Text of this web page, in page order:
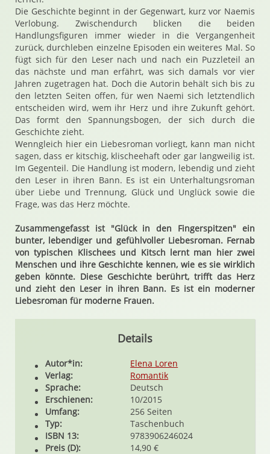
Die Geschichte beginnt in der Gegenwart, kurz vor Naemis
Verlobung. Zwischendurch blicken die beiden
Handlungsfiguren immer wieder in die Vergangenheit
zurück, durchleben einzelne Episoden ein weiteres Mal. So
fügt sich für den Leser nach und nach ein Puzzleteil an
das nächste und man erfährt, was sich damals vor vier
Jahren zugetragen hat. Doch die Autorin behält sich bis zu
den letzten Seiten offen, für wen Naemi sich letztendlich
entscheiden wird, wem ihr Herz und ihre Zukunft gehört.
Das formt den Spannungsbogen, der sich durch die
Geschichte zieht.
Wenngleich hier ein Liebesroman vorliegt, kann man nicht
sagen, dass er kitschig, klischeehaft oder gar langweilig ist.
Im Gegenteil. Die Handlung ist modern, lebendig und zieht
den Leser in ihren Bann. Es ist ein Unterhaltungsroman
über Liebe und Trennung, Glück und Unglück sowie die
Frage, was das Herz möchte.
Zusammengefasst ist "Glück in den Fingerspitzen" ein
bunter, lebendiger und gefühlvoller Liebesroman. Fernab
von typischen Klischees und Kitsch lernt man hier zwei
Menschen und ihre Geschichte kennen, wie es sie wirklich
geben könnte. Diese Geschichte berührt, trifft das Herz
und zieht den Leser in ihren Bann. Es ist ein moderner
Liebesroman für moderne Frauen.
Details
Autor*in:
Elena Loren
Verlag:
Romantik
Sprache:
Deutsch
Erschienen:
10/2015
Umfang:
256 Seiten
Typ:
Taschenbuch
ISBN 13:
9783906246024
Preis (D):
14,90 €